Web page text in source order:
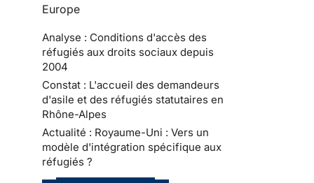
Europe
Analyse : Conditions d'accès des
réfugiés aux droits sociaux depuis
2004
Constat : L'accueil des demandeurs
d'asile et des réfugiés statutaires en
Rhône-Alpes
Actualité : Royaume-Uni : Vers un
modèle d'intégration spécifique aux
réfugiés ?